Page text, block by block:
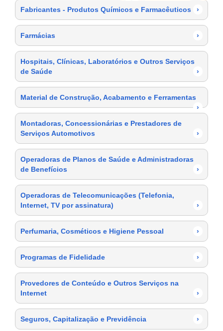
Fabricantes - Produtos Químicos e Farmacêuticos ›
Farmácias ›
Hospitais, Clínicas, Laboratórios e Outros Serviços
de Saúde
›
Material de Construção, Acabamento e Ferramentas
›
Montadoras, Concessionárias e Prestadores de
Serviços Automotivos
›
Operadoras de Planos de Saúde e Administradoras
de Benefícios
›
Operadoras de Telecomunicações (Telefonia,
Internet, TV por assinatura)
›
Perfumaria, Cosméticos e Higiene Pessoal ›
Programas de Fidelidade ›
Provedores de Conteúdo e Outros Serviços na
Internet
›
Seguros, Capitalização e Previdência ›